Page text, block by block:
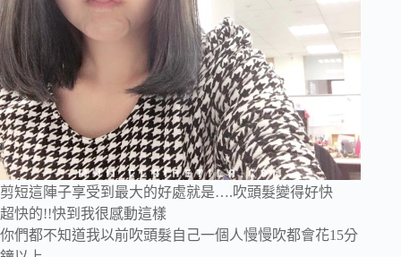
剪短這陣子享受到最大的好處就是….吹頭髮變得好快
超快的!!快到我很感動這樣
你們都不知道我以前吹頭髮自己一個人慢慢吹都會花15分